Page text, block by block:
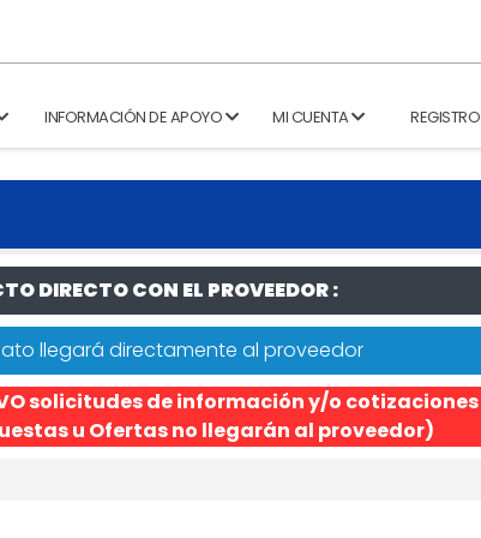
INFORMACIÓN DE APOYO MI CUENTA REGISTRO
DIRECTO CON EL PROVEEDOR :
llegará directamente al proveedor
solicitudes de información y/o cotizaciones
u Ofertas no llegarán al proveedor)